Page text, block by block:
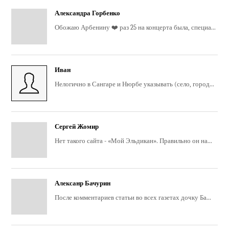
Александра Горбенко
Обожаю Арбенину ❤️ раз 25 на концерта была, специа...
Иван
Нелогично в Сангаре и Нюрбе указывать (село, город...
Сергей Жомир
Нет такого сайта - «Мой Эльдикан». Правильно он на...
Алексанр Бачурин
После комментариев статьи во всех газетах дочку Ба...